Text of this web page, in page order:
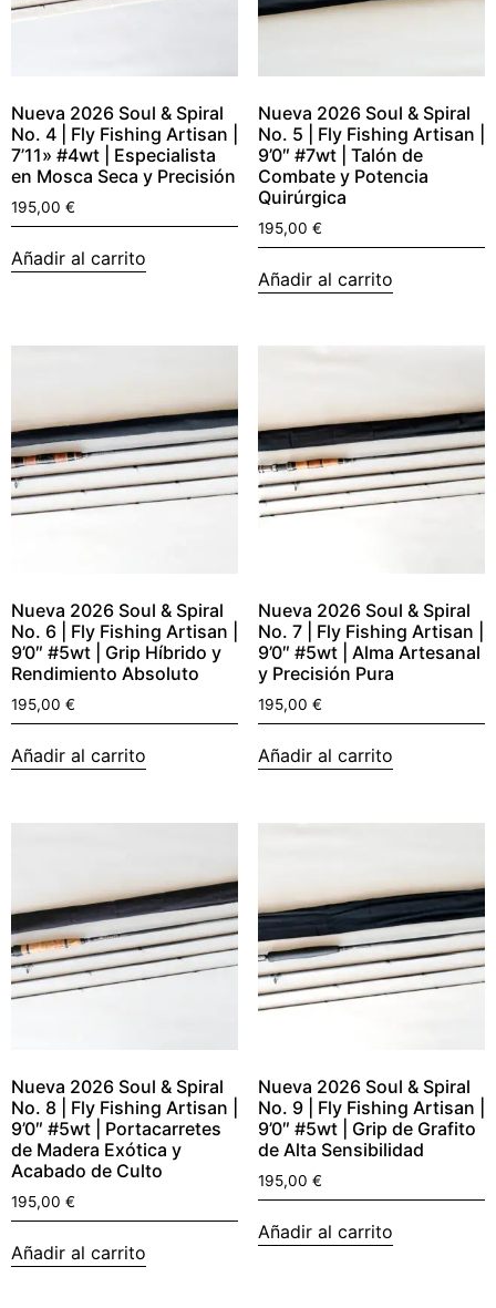
Nueva 2026 Soul & Spiral
No. 4 | Fly Fishing Artisan |
7’11» #4wt | Especialista
en Mosca Seca y Precisión
195,00 €
Añadir al carrito
Nueva 2026 Soul & Spiral
No. 5 | Fly Fishing Artisan |
9’0″ #7wt | Talón de
Combate y Potencia
Quirúrgica
195,00 €
Añadir al carrito
Nueva 2026 Soul & Spiral
No. 6 | Fly Fishing Artisan |
9’0″ #5wt | Grip Híbrido y
Rendimiento Absoluto
195,00 €
Añadir al carrito
Nueva 2026 Soul & Spiral
No. 7 | Fly Fishing Artisan |
9’0″ #5wt | Alma Artesanal
y Precisión Pura
195,00 €
Añadir al carrito
Nueva 2026 Soul & Spiral
No. 8 | Fly Fishing Artisan |
9’0″ #5wt | Portacarretes
de Madera Exótica y
Acabado de Culto
195,00 €
Añadir al carrito
Nueva 2026 Soul & Spiral
No. 9 | Fly Fishing Artisan |
9’0″ #5wt | Grip de Grafito
de Alta Sensibilidad
195,00 €
Añadir al carrito